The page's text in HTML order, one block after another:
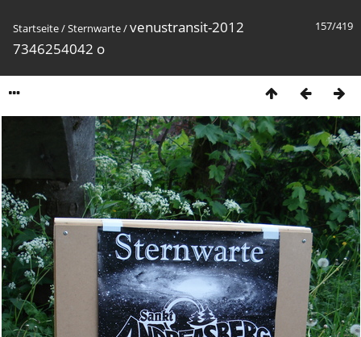
157/419
Startseite/Sternwarte/venustransit-2012
7346254042 o